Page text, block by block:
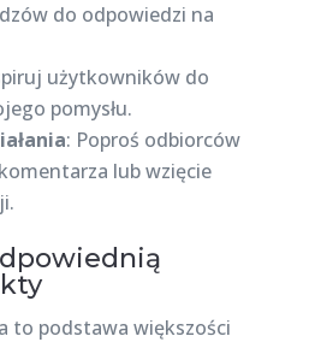
do odpowiedzi na
użytkowników do
pomysłu.
: Poproś odbiorców
lub wzięcie
to podstawa większości